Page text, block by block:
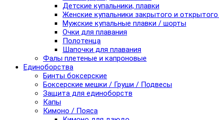
Детские купальники, плавки
Женские купальники закрытого и
Мужские купальные плавки / шорты
Очки для плавания
Полотенца
Шапочки для плавания
Фалы плетеные и капроновые
Единоборства
Бинты боксерские
Боксерские мешки / Груши / Подвесы
Защита для единоборств
Капы
Кимоно / Пояса